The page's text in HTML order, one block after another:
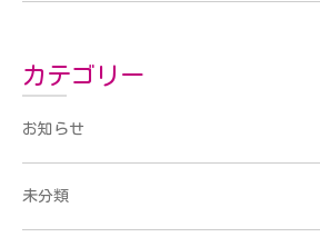
カテゴリー
お知らせ
未分類